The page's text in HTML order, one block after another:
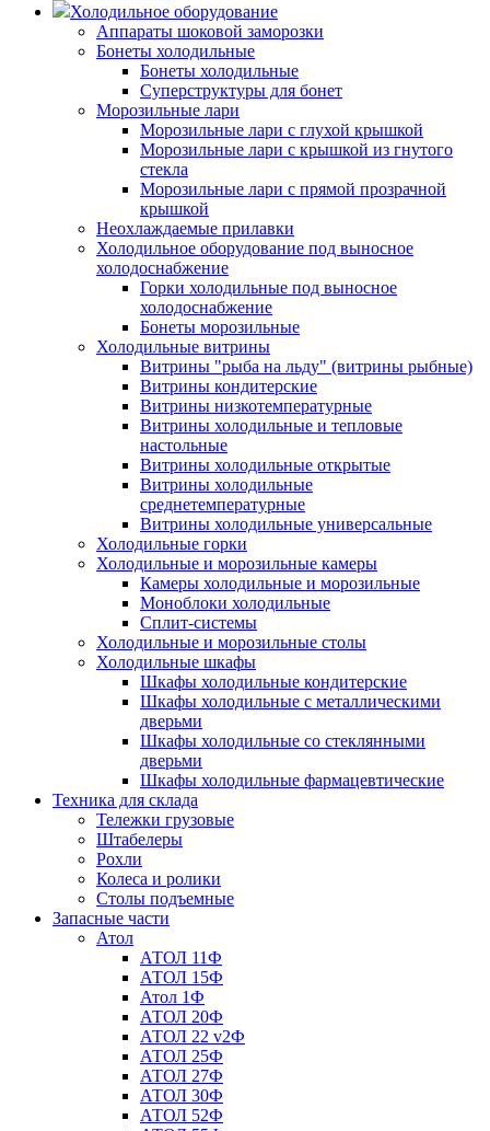
Холодильное оборудование
Аппараты шоковой заморозки
Бонеты холодильные
Бонеты холодильные
Суперструктуры для бонет
Морозильные лари
Морозильные лари с глухой крышкой
Морозильные лари с крышкой из гнутого
стекла
Морозильные лари с прямой прозрачной
крышкой
Неохлаждаемые прилавки
Холодильное оборудование под выносное
холодоснабжение
Горки холодильные под выносное
холодоснабжение
Бонеты морозильные
Холодильные витрины
Витрины "рыба на льду" (витрины рыбные)
Витрины кондитерские
Витрины низкотемпературные
Витрины холодильные и тепловые
настольные
Витрины холодильные открытые
Витрины холодильные
среднетемпературные
Витрины холодильные универсальные
Холодильные горки
Холодильные и морозильные камеры
Камеры холодильные и морозильные
Моноблоки холодильные
Сплит-системы
Холодильные и морозильные столы
Холодильные шкафы
Шкафы холодильные кондитерские
Шкафы холодильные с металлическими
дверьми
Шкафы холодильные со стеклянными
дверьми
Шкафы холодильные фармацевтические
Техника для склада
Тележки грузовые
Штабелеры
Рохли
Колеса и ролики
Столы подъемные
Запасные части
Атол
АТОЛ 11Ф
АТОЛ 15Ф
Атол 1Ф
АТОЛ 20Ф
АТОЛ 22 v2Ф
АТОЛ 25Ф
АТОЛ 27Ф
АТОЛ 30Ф
АТОЛ 52Ф